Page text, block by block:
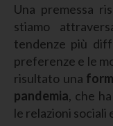
Una premessa
stiamo
tendenze più
preferenze e le
risultato una
pandemia, che
le relazioni sociali